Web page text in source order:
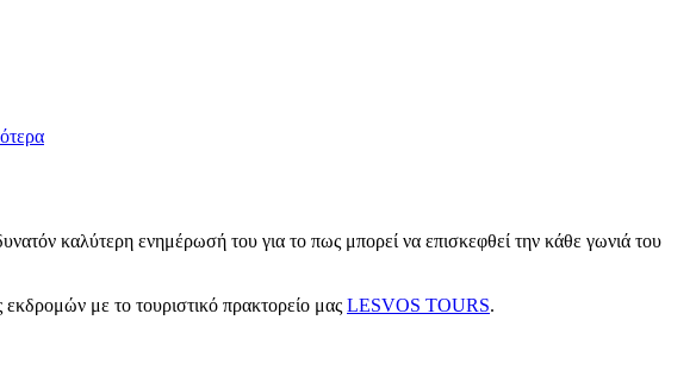
καλύτερη ενημέρωσή του για το πως μπορεί να επισκεφθεί την κάθε γωνιά του
εκδρομών με το τουριστικό πρακτορείο μας LESVOS TOURS.